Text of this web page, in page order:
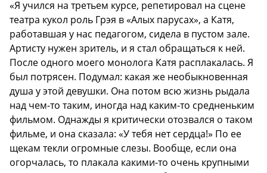
«Я учился на третьем курсе, репетировал на сцене
театра кукол роль Грэя в «Алых парусах», а Катя,
работавшая у нас педагогом, сидела в пустом зале.
Артисту нужен зритель, и я стал обращаться к ней.
После одного моего монолога Катя расплакалась. Я
был потрясен. Подумал: какая же необыкновенная
душа у этой девушки. Она потом всю жизнь рыдала
над чем-то таким, иногда над каким-то средненьким
фильмом. Однажды я критически отозвался о таком
фильме, и она сказала: «У тебя нет сердца!» По ее
щекам текли огромные слезы. Вообще, если она
огорчалась, то плакала какими-то очень крупными